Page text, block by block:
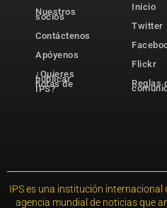
Nuestros
socios
Contáctenos
Apóyenos
¿Quieres
publicar
notas de
IPS?
Inicio
Twitter
Flickr
Reglas
IPS es una institución internacional
agencia mundial de noticias que